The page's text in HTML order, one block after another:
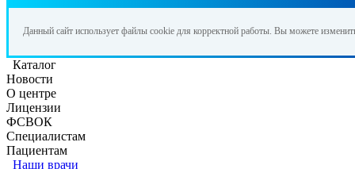
Данный сайт использует файлы cookie для корректной работы. Вы можете
Каталог
Новости
О центре
Лицензии
ФСВОК
Специалистам
Пациентам
Наши врачи